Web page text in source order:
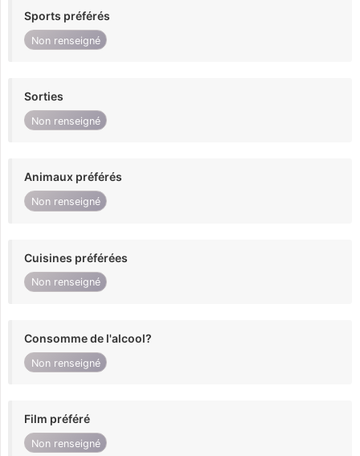
Sports préférés
Non renseigné
Sorties
Non renseigné
Animaux préférés
Non renseigné
Cuisines préférées
Non renseigné
Consomme de l'alcool?
Non renseigné
Film préféré
Non renseigné